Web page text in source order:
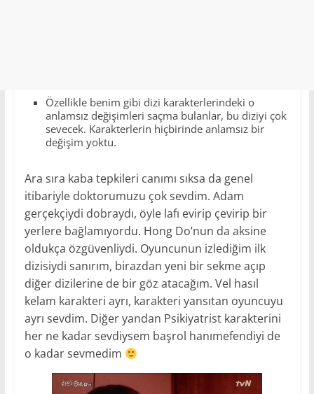
Özellikle benim gibi dizi karakterlerindeki o
anlamsız değişimleri saçma bulanlar, bu diziyi çok
sevecek. Karakterlerin hiçbirinde anlamsız bir
değişim yoktu.
Ara sıra kaba tepkileri canımı sıksa da genel
itibariyle doktorumuzu çok sevdim. Adam
gerçekçiydi dobraydı, öyle lafı evirip çevirip bir
yerlere bağlamıyordu. Hong Do’nun da aksine
oldukça özgüvenliydi. Oyuncunun izlediğim ilk
dizisiydi sanırım, birazdan yeni bir sekme açıp
diğer dizilerine de bir göz atacağım. Vel hasıl
kelam karakteri ayrı, karakteri yansıtan oyuncuyu
ayrı sevdim. Diğer yandan Psikiyatrist karakterini
her ne kadar sevdiysem başrol hanımefendiyi de
o kadar sevmedim